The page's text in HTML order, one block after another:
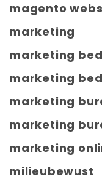
magento
marketing
marketing
marketing
marketing
marketing
marketing
milieubewust